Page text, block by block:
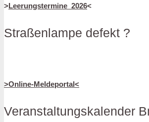
>Leerungstermine_2026<
Straßenlampe defekt ?
>Online-Meldeportal<
Veranstaltungskalender